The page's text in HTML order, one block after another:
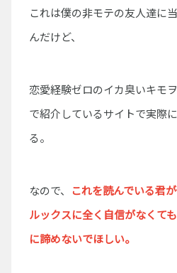
これは僕の非モテの友人達に
んだけど、
恋愛経験ゼロのイカ臭いキモ
で紹介しているサイトで実際
る。
なので、 これを読んでいる君が
ルックスに全く自信がなくて
に諦めないでほしい。